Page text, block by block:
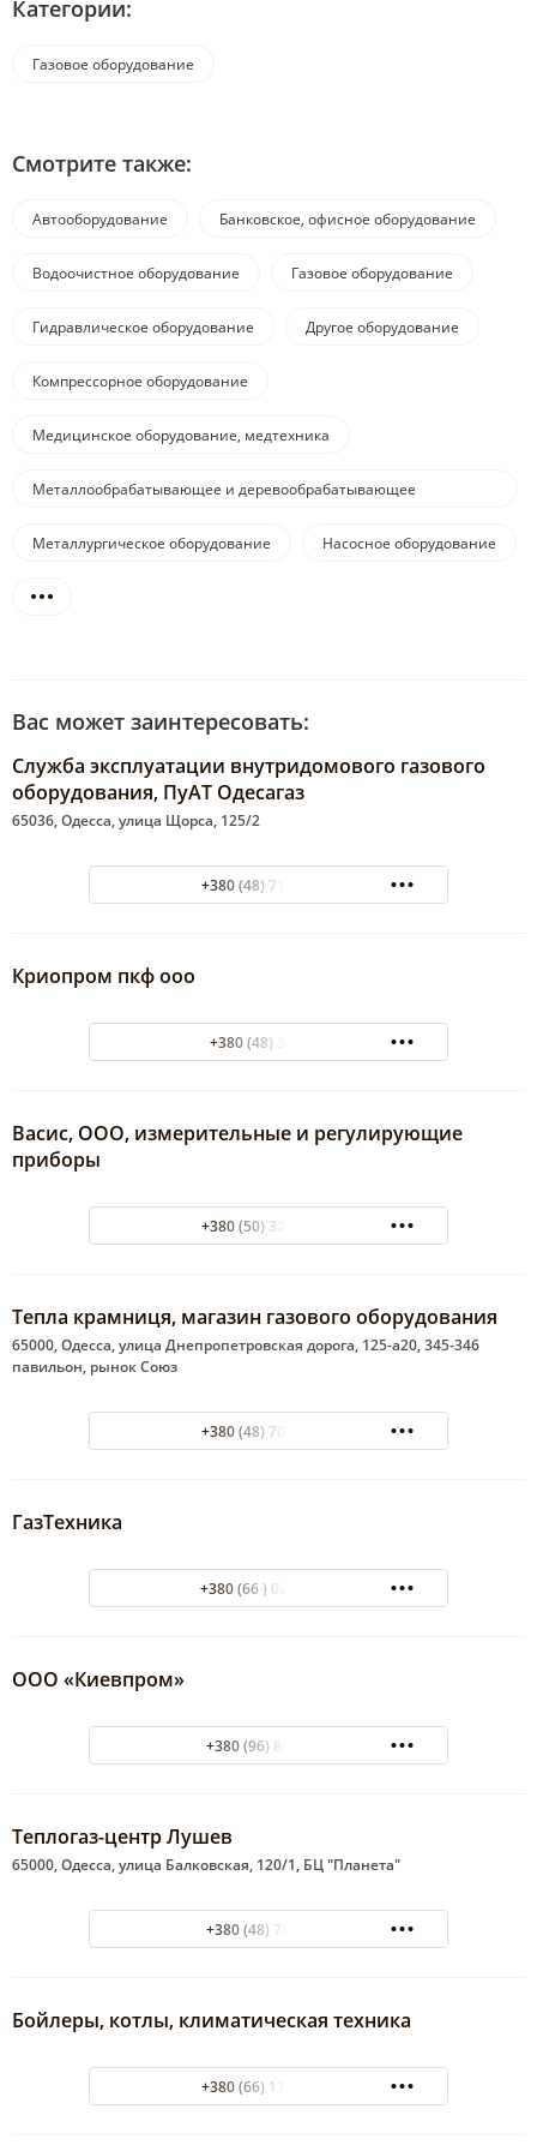
Категории:
Газовое оборудование
Смотрите также:
Автооборудование Банковское, офисное оборудование
Водоочистное оборудование Газовое оборудование
Гидравлическое оборудование Другое оборудование
Компрессорное оборудование
Медицинское оборудование, медтехника
Металлообрабатывающее и деревообрабатывающее
Металлургическое оборудование Насосное оборудование
Вас может заинтересовать:
Служба эксплуатации внутридомового газового
оборудования, ПуАТ Одесагаз
65036, Одесса, улица Щорса, 125/2
+380 (48) 716-70-19
Криопром пкф ооо
+380 (48) 357745
Васис, ООО, измерительные и регулирующие
приборы
+380 (50) 325-22-83
Тепла крамниця, магазин газового оборудования
65000, Одесса, улица Днепропетровская дорога, 125-а20, 345-346
павильон, рынок Союз
+380 (48) 701-80-50
ГазТехника
+380 (66 ) 024 66 26
ООО «Киевпром»
+380 (96) 8885350
Теплогаз-центр Лушев
65000, Одесса, улица Балковская, 120/1, БЦ "Планета"
+380 (48) 7840396
Бойлеры, котлы, климатическая техника
+380 (66) 178-01-55